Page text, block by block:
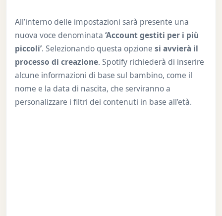
All’interno delle impostazioni sarà presente una
nuova voce denominata ‘Account gestiti per i più
piccoli’. Selezionando questa opzione si avvierà il
processo di creazione. Spotify richiederà di inserire
alcune informazioni di base sul bambino, come il
nome e la data di nascita, che serviranno a
personalizzare i filtri dei contenuti in base all’età.